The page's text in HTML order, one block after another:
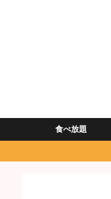
食べ放題